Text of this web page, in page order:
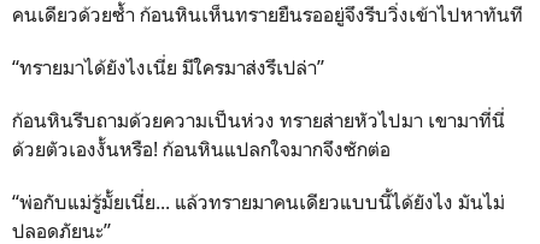
คนเดียวด้วยซ้ำ ก้อนหินเห็นทรายยืนรออยู่จึงรีบวิ่งเข้าไปหาทันที
“ทรายมาได้ยังไงเนี่ย มีใครมาส่งรึเปล่า”
ก้อนหินรีบถามด้วยความเป็นห่วง ทรายส่ายหัวไปมา เขามาที่นี่
ด้วยตัวเองงั้นหรือ! ก้อนหินแปลกใจมากจึงซักต่อ
“พ่อกับแม่รู้มั้ยเนี่ย... แล้วทรายมาคนเดียวแบบนี้ได้ยังไง มันไม่
ปลอดภัยนะ”